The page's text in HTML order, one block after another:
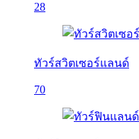
28
ทัวร์สวิตเซอร์แลนด์
70